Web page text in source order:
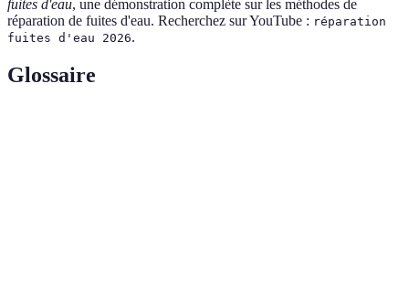
fuites d'eau, une démonstration complète sur les méthodes de
réparation de fuites d'eau. Recherchez sur YouTube : réparation
fuites d'eau 2026.
Glossaire